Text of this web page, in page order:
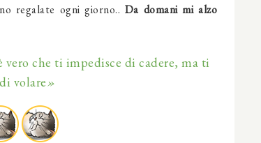
regalate ogni giorno.. Da domani mi alzo
che ti impedisce di cadere, ma ti
volare»